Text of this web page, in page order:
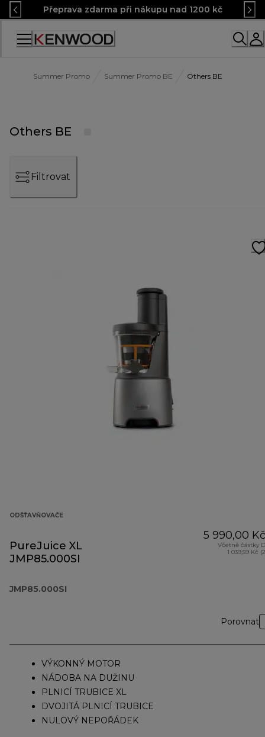
Skip
to
Content
Přeprava zdarma při nákupu nad 1200 kč
Accessibility
Summer Promo Summer Promo BE Others BE
Others BE
Filtrovat
ODŠŤAVŇOVAČE
PureJuice XL
JMP85.000SI
JMP85.000SI
5 990,00 Kč
Včetně částky
1 039,59 Kč
Porovnat
VÝKONNÝ MOTOR
NÁDOBA NA DUŽINU
PLNICÍ TRUBICE XL
DVOJITÁ PLNICÍ TRUBICE
NULOVÝ NEPOŘÁDEK